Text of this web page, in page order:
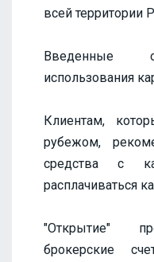
всей территории
Введенные
использования
Клиентам,
рубежом,
средства с
расплачиваться
"Открытие"
брокерские